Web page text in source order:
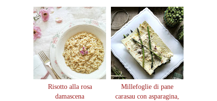
Risotto alla rosa
damascena
Millefoglie di pane
carasau con asparagina,